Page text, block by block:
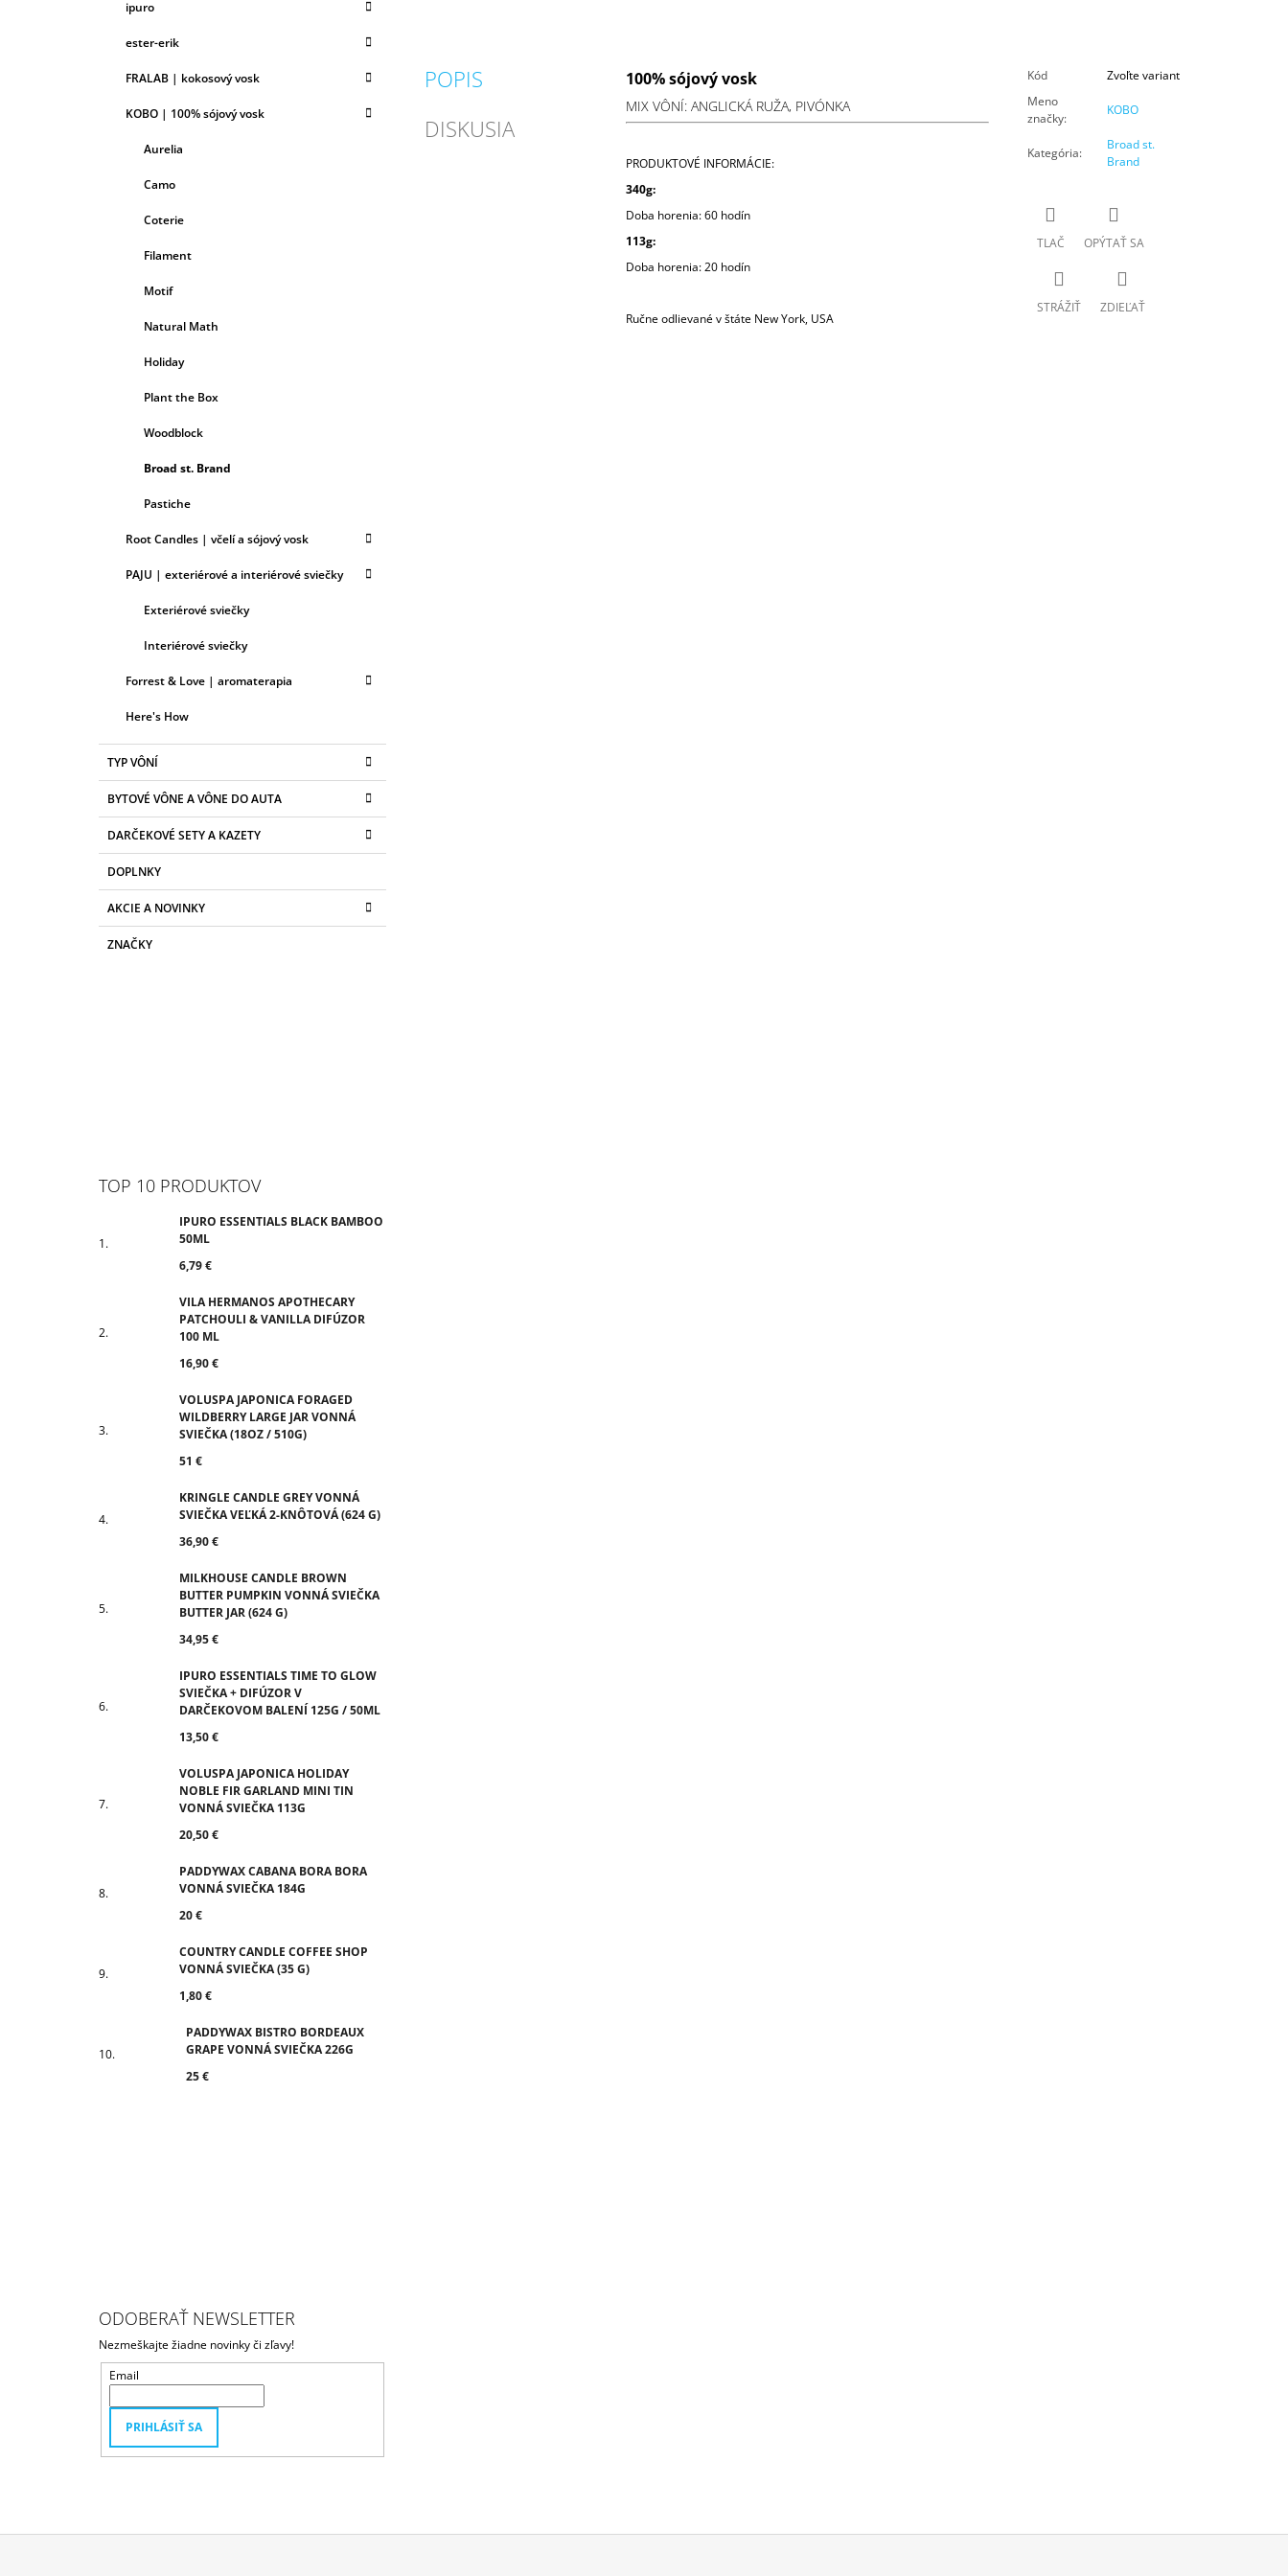
ipuro
ester-erik
FRALAB | kokosový vosk
KOBO | 100% sójový vosk
Aurelia
Camo
Coterie
Filament
Motif
Natural Math
Holiday
Plant the Box
Woodblock
Broad st. Brand
Pastiche
Root Candles | včelí a sójový vosk
PAJU | exteriérové a interiérové sviečky
Exteriérové sviečky
Interiérové sviečky
Forrest & Love | aromaterapia
Here's How
TYP VÔNÍ
BYTOVÉ VÔNE A VÔNE DO AUTA
DARČEKOVÉ SETY A KAZETY
DOPLNKY
AKCIE A NOVINKY
ZNAČKY
TOP 10 PRODUKTOV
IPURO ESSENTIALS BLACK BAMBOO
50ML
6,79 €
VILA HERMANOS APOTHECARY
PATCHOULI & VANILLA DIFÚZOR
100 ML
16,90 €
VOLUSPA JAPONICA FORAGED
WILDBERRY LARGE JAR VONNÁ
SVIEČKA (18OZ / 510G)
51 €
KRINGLE CANDLE GREY VONNÁ
SVIEČKA VEĽKÁ 2-KNÔTOVÁ (624 G)
36,90 €
MILKHOUSE CANDLE BROWN
BUTTER PUMPKIN VONNÁ SVIEČKA
BUTTER JAR (624 G)
34,95 €
IPURO ESSENTIALS TIME TO GLOW
SVIEČKA + DIFÚZOR V
DARČEKOVOM BALENÍ 125G / 50ML
13,50 €
VOLUSPA JAPONICA HOLIDAY
NOBLE FIR GARLAND MINI TIN
VONNÁ SVIEČKA 113G
20,50 €
PADDYWAX CABANA BORA BORA
VONNÁ SVIEČKA 184G
20 €
COUNTRY CANDLE COFFEE SHOP
VONNÁ SVIEČKA (35 G)
1,80 €
PADDYWAX BISTRO BORDEAUX
GRAPE VONNÁ SVIEČKA 226G
25 €
ODOBERAŤ NEWSLETTER
Nezmeškajte žiadne novinky či zľavy!
Email
PRIHLÁSIŤ SA
POPIS
DISKUSIA
100% sójový vosk
MIX VÔNÍ: ANGLICKÁ RUŽA, PIVÓNKA
PRODUKTOVÉ INFORMÁCIE:
340g:
Doba horenia:60 hodín
113g:
Doba horenia: 20 hodín
Ručne odlievané v štáte New York, USA
Kód
Zvoľte variant
Meno
značky:
KOBO
Kategória:
Broad st.
Brand
TLAČ OPÝTAŤ SA
STRÁŽIŤ ZDIEĽAŤ